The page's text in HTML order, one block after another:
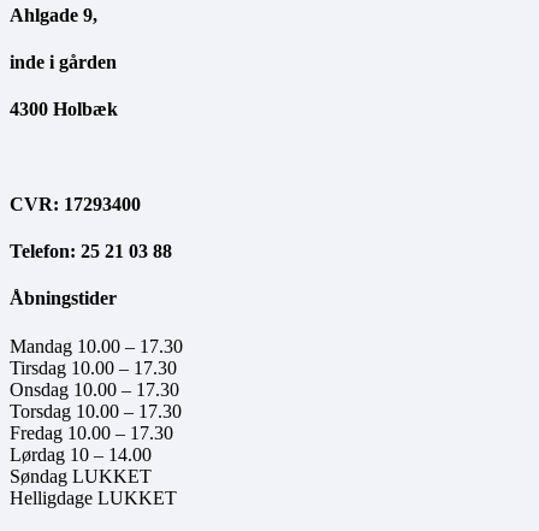
Ahlgade 9,
inde i gården
4300 Holbæk
CVR: 17293400
Telefon: 25 21 03 88
Åbningstider
Mandag 10.00 – 17.30
Tirsdag 10.00 – 17.30
Onsdag 10.00 – 17.30
Torsdag 10.00 – 17.30
Fredag 10.00 – 17.30
Lørdag 10 – 14.00
Søndag LUKKET
Helligdage LUKKET